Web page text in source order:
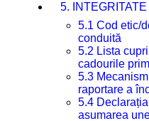
5.
5.1 Cod etic/
conduită
5.2 Lista
cadourile
5.3
raportare a
5.4
asumarea